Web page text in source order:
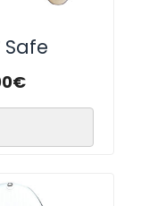
Safe
€